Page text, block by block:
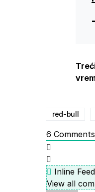
red-bull
6 Comments
Inline
View all